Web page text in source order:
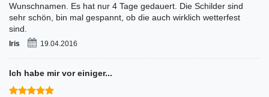
Wunschnamen. Es hat nur 4 Tage gedauert. Die Schilder sind
sehr schön, bin mal gespannt, ob die auch wirklich wetterfest
sind.
Iris 19.04.2016
Ich habe mir vor einiger...